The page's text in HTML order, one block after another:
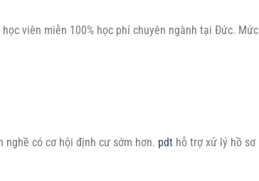
học viên miễn 100% học phí chuyên ngành tại Đức. Mức
nghề có cơ hội định cư sớm hơn. pdt hỗ trợ xử lý hồ sơ